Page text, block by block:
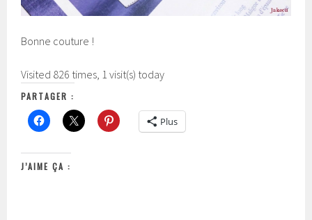
Bonne couture !
Visited 826 times, 1 visit(s) today
PARTAGER :
Plus
J’AIME ÇA :